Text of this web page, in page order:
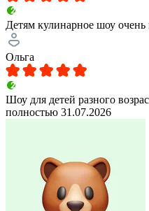
Детям кулинарное шоу
Ольга
Шоу для детей разного
полностью 31.07.2026